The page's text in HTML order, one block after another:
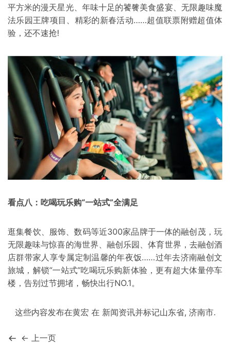
平方米的漫天星光、年味十足的饕餮美食盛宴、无限趣味魔
法乐园王牌项目、精彩的新春活动……超值联票附赠超值体
验，还不速抢!
看点八：吃喝玩乐购“一站式”全满足
逛集餐饮、服饰、数码等近300家品牌于一体的融创茂，玩
无限趣味与惊喜的海世界、融创乐园、体育世界，去融创酒
店群带家人享专属定制温馨的年夜饭……过年去济南融创文
旅城，解锁“一站式”吃喝玩乐购新体验，更有超大体量停车
楼，告别过节拥堵，畅快出行NO.1。
这些内容发布在黄宏 在 新闻资讯并标记山东省, 济南市.
← 上一页